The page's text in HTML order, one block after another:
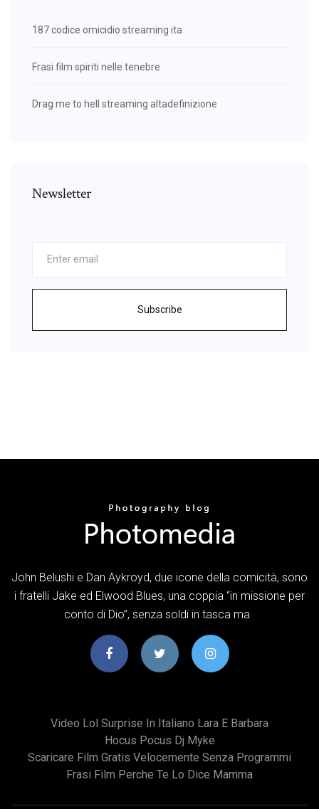
187 codice omicidio streaming ita
Frasi film spiriti nelle tenebre
Drag me to hell streaming altadefinizione
Newsletter
Subscribe
John Belushi e Dan Aykroyd, due icone della comicità, sono
i fratelli Jake ed Elwood Blues, una coppia “in missione per
conto di Dio”, senza soldi in tasca ma
Video Lol Surprise In Italiano Lara E Barbara
Hocus Pocus Dj Myke
Scaricare Film Gratis Velocemente Senza Programmi
Frasi Film Perche Te Lo Dice Mamma